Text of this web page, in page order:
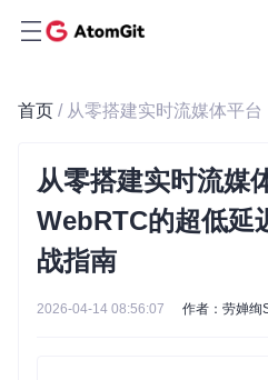
首页
从零搭建实时流媒
WebRTC的超低延
战指南
2026-04-14 08:56:07 作者：劳婵绚